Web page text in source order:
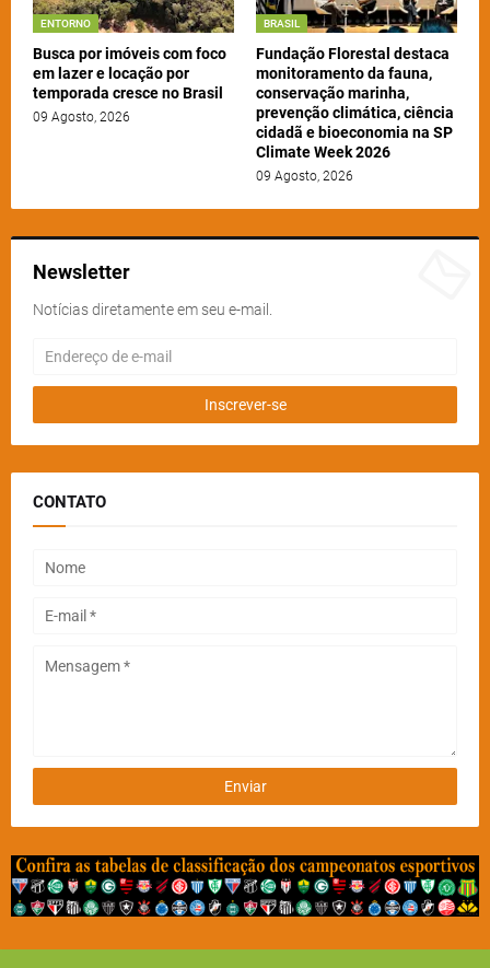
ENTORNO
Busca por imóveis com foco
em lazer e locação por
temporada cresce no Brasil
09 Agosto, 2026
BRASIL
Fundação Florestal destaca
monitoramento da fauna,
conservação marinha,
prevenção climática, ciência
cidadã e bioeconomia na SP
Climate Week 2026
09 Agosto, 2026
Newsletter
Notícias diretamente em seu e-mail.
CONTATO